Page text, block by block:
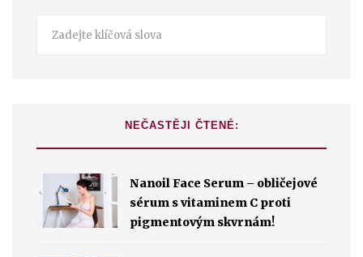
NEČASTĚJI ČTENÉ:
Nanoil Face Serum – obličejové
sérum s vitaminem C proti
pigmentovým skvrnám!